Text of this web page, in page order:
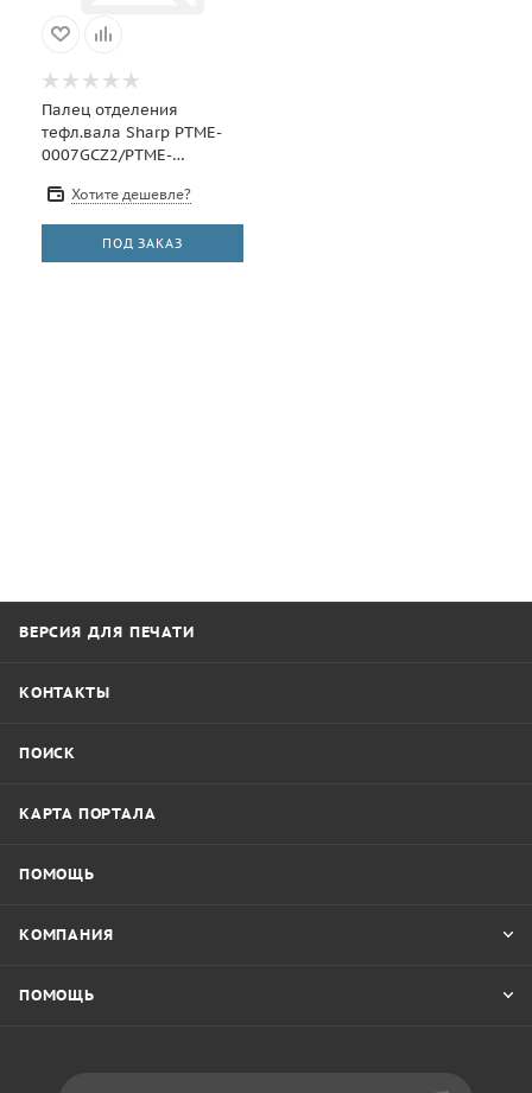
Палец отделения
тефл.вала Sharp PTME-
0007GCZ2/PTME-
161/200/ 205/ 162/ 163
Хотите дешевле?
ПОД ЗАКАЗ
ВЕРСИЯ ДЛЯ ПЕЧАТИ
КОНТАКТЫ
ПОИСК
КАРТА ПОРТАЛА
ПОМОЩЬ
КОМПАНИЯ
ПОМОЩЬ